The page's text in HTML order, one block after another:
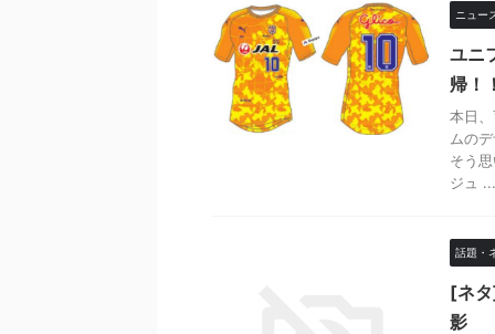
ニュー
ユニ
帰！
本日
ムの
そう
ジュ ...
話題・
[ネ
影